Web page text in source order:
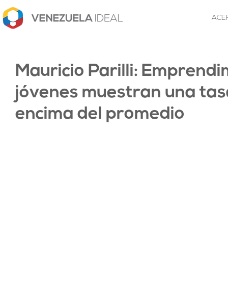
Mauricio Parilli:
jóvenes muestran una
encima del promedio